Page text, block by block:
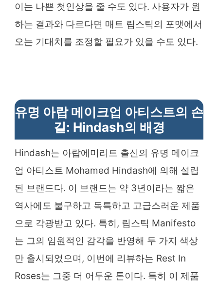
이는 나쁜 첫인상을 줄 수도 있다. 사용자가 원
하는 결과와 다르다면 매트 립스틱의 포맷에서
오는 기대치를 조정할 필요가 있을 수도 있다.
유명 아랍 메이크업 아티스트의 손
길: Hindash의 배경
Hindash는 아랍에미리트 출신의 유명 메이크
업 아티스트 Mohamed Hindash에 의해 설립
된 브랜드다. 이 브랜드는 약 3년이라는 짧은
역사에도 불구하고 독특하고 고급스러운 제품
으로 각광받고 있다. 특히, 립스틱 Manifesto
는 그의 임원적인 감각을 반영해 두 가지 색상
만 출시되었으며, 이번에 리뷰하는 Rest In
Roses는 그중 더 어두운 톤이다. 특히 이 제품